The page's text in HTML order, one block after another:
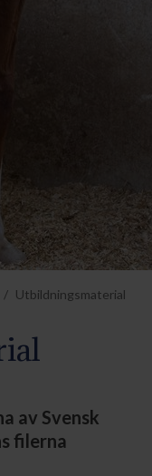
Utbildningsmaterial
av Svensk
filerna